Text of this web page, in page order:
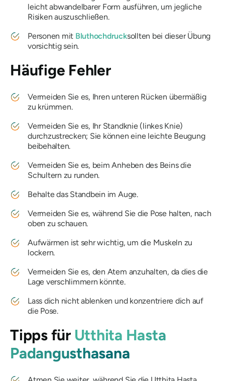
leicht abwandelbarer Form ausführen, um jegliche
Risiken auszuschließen.
Personen mit Bluthochdrucksollten bei dieser Übung
vorsichtig sein.
Häufige Fehler
Vermeiden Sie es, Ihren unteren Rücken übermäßig
zu krümmen.
Vermeiden Sie es, Ihr Standknie (linkes Knie)
durchzustrecken; Sie können eine leichte Beugung
beibehalten.
Vermeiden Sie es, beim Anheben des Beins die
Schultern zu runden.
Behalte das Standbein im Auge.
Vermeiden Sie es, während Sie die Pose halten, nach
oben zu schauen.
Aufwärmen ist sehr wichtig, um die Muskeln zu
lockern.
Vermeiden Sie es, den Atem anzuhalten, da dies die
Lage verschlimmern könnte.
Lass dich nicht ablenken und konzentriere dich auf
die Pose.
Tipps für Utthita Hasta
Padangusthasana